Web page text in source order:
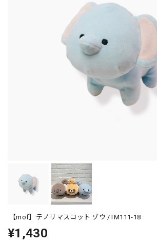
【mof】テノリマスコット ゾウ /TM111-18
¥1,430